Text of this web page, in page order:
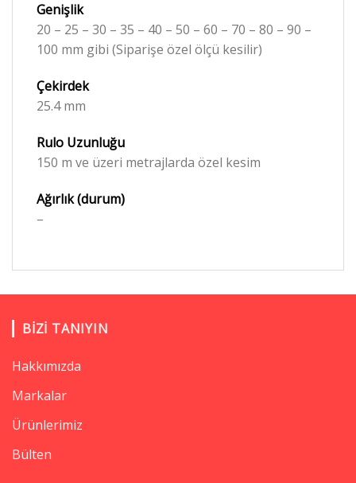
Genişlik
20 – 25 – 30 – 35 – 40 – 50 – 60 – 70 – 80 – 90 –
100 mm gibi (Siparişe özel ölçü kesilir)
Çekirdek
25.4 mm
Rulo Uzunluğu
150 m ve üzeri metrajlarda özel kesim
Ağırlık (durum)
–
BIZI TANIYIN
Hakkımızda
Markalar
Ürünlerimiz
Bülten